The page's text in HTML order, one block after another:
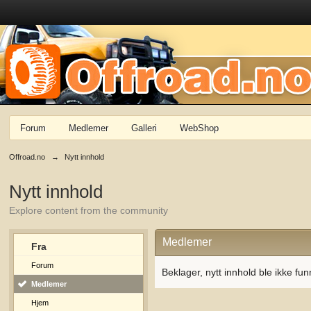
Forum Medlemer Galleri WebShop
Offroad.no → Nytt innhold
Nytt innhold
Explore content from the community
Fra
Forum
Medlemer
Hjem
Medlemer
Beklager, nytt innhold ble ikke